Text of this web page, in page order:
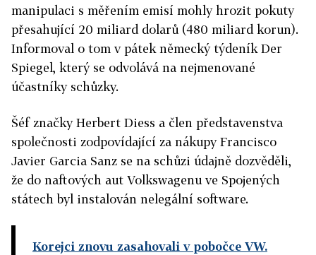
manipulaci s měřením emisí mohly hrozit pokuty
přesahující 20 miliard dolarů (480 miliard korun).
Informoval o tom v pátek německý týdeník Der
Spiegel, který se odvolává na nejmenované
účastníky schůzky.
Šéf značky Herbert Diess a člen představenstva
společnosti zodpovídající za nákupy Francisco
Javier Garcia Sanz se na schůzi údajně dozvěděli,
že do naftových aut Volkswagenu ve Spojených
státech byl instalován nelegální software.
Korejci znovu zasahovali v pobočce VW.